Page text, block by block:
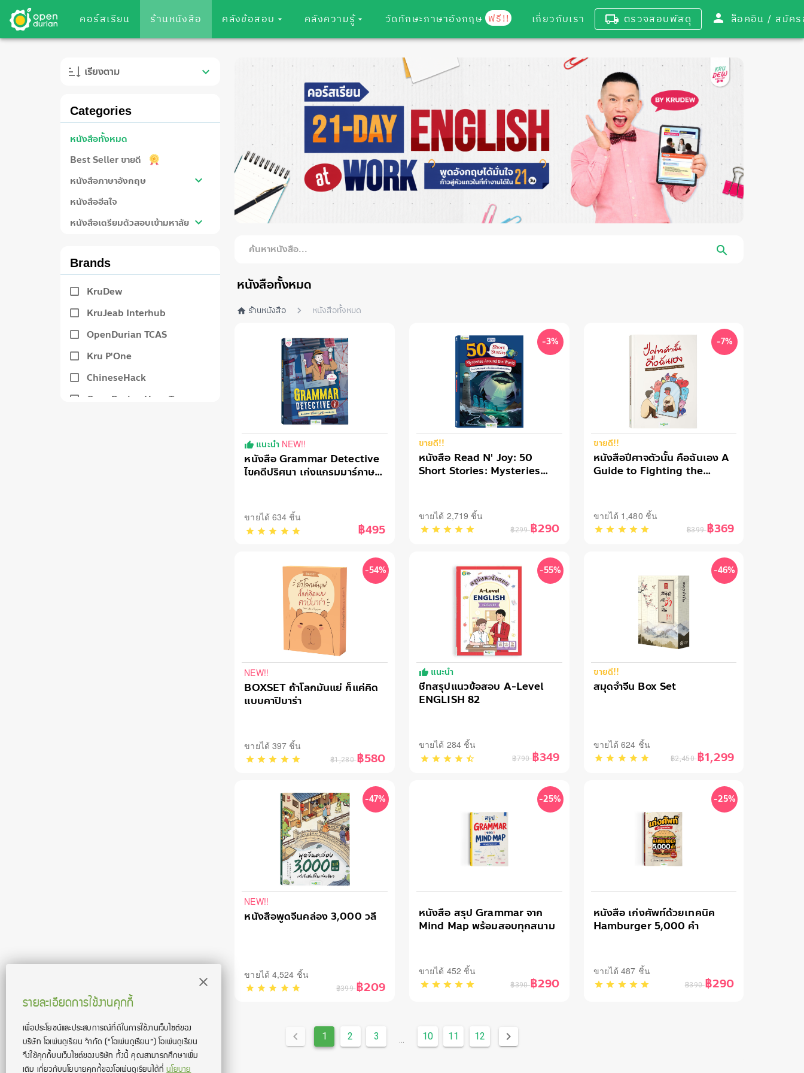
คอร์สเรียน ร้านหนังสือ คลังข้อสอบ คลังความรู้ วัดทักษะภาษาอังกฤษ ฟรี!! เกี่ยวกับเรา ตรวจสอบพัสดุ ล็อคอิน /
เรียงตาม
Categories
หนังสือทั้งหมด
Best Seller ขายดี
หนังสือภาษาอังกฤษ
หนังสือฮีลใจ
หนังสือเตรียมตัวสอบเข้ามหาลัย
หนังสือสำหรับเด็ก
หนังสือการเงิน
หนังสือภาษาจีน
Promotion โปรโมชั่น
หนังสือเตรียมตัวสอบเข้าราชการ
Brands
KruDew
KruJeab Interhub
OpenDurian TCAS
Kru P'One
ChineseHack
OpenDurian How-To
หนังสือทั้งหมด
ร้านหนังสือ หนังสือทั้งหมด
แนะนำ NEW!!
หนังสือ Grammar Detective
ไขคดีปริศนา เก่งแกรมมาร์ภาษา
ขายได้ 634 ชิ้น
฿495
-3%
ขายดี!!
หนังสือ Read N' Joy: 50
Short Stories: Mysteries
ขายได้ 2,719 ชิ้น
฿299฿290
-7%
ขายดี!!
หนังสือปีศาจตัวนั้น คือฉันเอง A
Guide to Fighting the
ขายได้ 1,480 ชิ้น
฿399฿369
-54%
NEW!!
BOXSET ถ้าโลกมันแย่ ก็แค่คิด
แบบคาปิบาร่า
ขายได้ 397 ชิ้น
฿1,280฿580
-55%
แนะนำ
ชีทสรุปแนวข้อสอบ A-Level
ENGLISH 82
ขายได้ 284 ชิ้น
฿790฿349
-46%
ขายดี!!
สมุดจำจีน Box Set
ขายได้ 624 ชิ้น
฿2,450฿1,299
-47%
NEW!!
หนังสือพูดจีนคล่อง 3,000 วลี
ขายได้ 4,524 ชิ้น
฿399฿209
-25%
หนังสือ สรุป Grammar จาก
Mind Map พร้อมสอบทุกสนาม
ขายได้ 452 ชิ้น
฿390฿290
-25%
หนังสือ เก่งศัพท์ด้วยเทคนิค
Hamburger 5,000 คำ
ขายได้ 487 ชิ้น
฿390฿290
1 2 3 10 11 12
รายละเอียดการใช้งานคุกกี้
เพื่อประโยชน์และประสบการณ์ที่ดีในการใช้งานเว็บไซต์ของ
บริษัท โอเพ่นดูเรียน จํากัด (“โอเพ่นดูเรียน”)โอเพ่นดูเรียน
จึงใช้คุกกี้บนเว็บไซต์ของบริษัท ทั้งนี้ คุณสามารถศึกษาเพิ่ม
เติม เกี่ยวกับนโยบายคุกกี้ของโอเพ่นดูเรียนได้ที่นโยบาย